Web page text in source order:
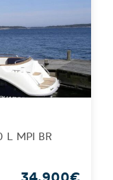
L MPI BR